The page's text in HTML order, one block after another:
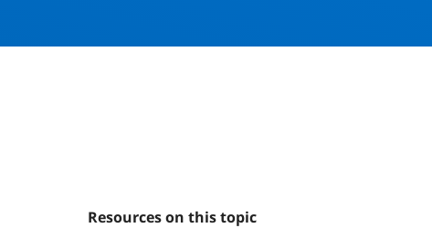
Resources on this topic